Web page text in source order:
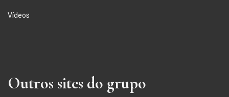
Vídeos
Outros sites do grupo